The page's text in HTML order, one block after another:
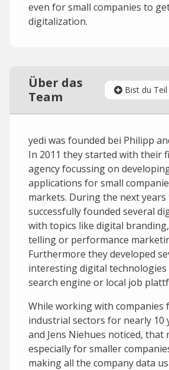
even for small companies to
digitalization.
Über das
Team
Bist du
yedi was founded bei Philipp
In 2011 they started with their
agency focussing on
applications for small
markets. During the next years
successfully founded several
with topics like digital
telling or performance
Furthermore they developed
interesting digital technologies
search engine or local job
While working with
industrial sectors for nearly 10
and Jens Niehues noticed, that
especially for smaller
making all the company data